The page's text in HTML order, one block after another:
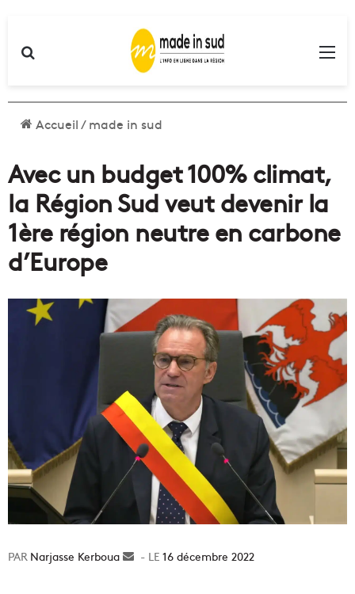
Accueil/made in sud
Avec un budget 100% climat,
la Région Sud veut devenir la
1ère région neutre en carbone
d’Europe
Narjasse Kerboua
Envoyer16 décembre 2022